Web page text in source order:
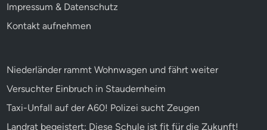
Impressum & Datenschutz
Kontakt aufnehmen
Niederländer rammt Wohnwagen und fährt weiter
Versuchter Einbruch in Staudernheim
Taxi-Unfall auf der A60! Polizei sucht Zeugen
Landrat begeistert: Diese Schule ist fit für die Zukunft!